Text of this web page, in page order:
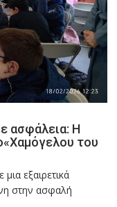
ασφάλεια: Η
του
εξαιρετικά
στην ασφαλή